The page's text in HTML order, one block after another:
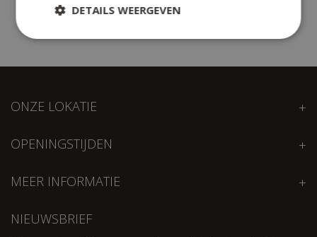
ONZE LOKATIE
OPENINGSTIJDEN
MEER INFORMATIE
NIEUWSBRIEF
DETAILS WEERGEVEN